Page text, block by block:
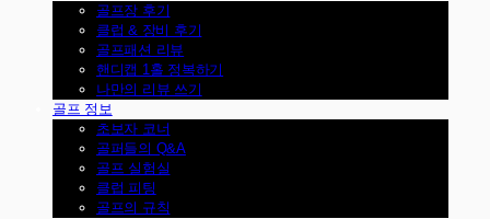
골프장 후기
클럽 & 장비 후기
골프패션 리뷰
핸디캡 1홀 정복하기
나만의 리뷰 쓰기
골프 정보
초보자 코너
골퍼들의 Q&A
골프 실험실
클럽 피팅
골프의 규칙